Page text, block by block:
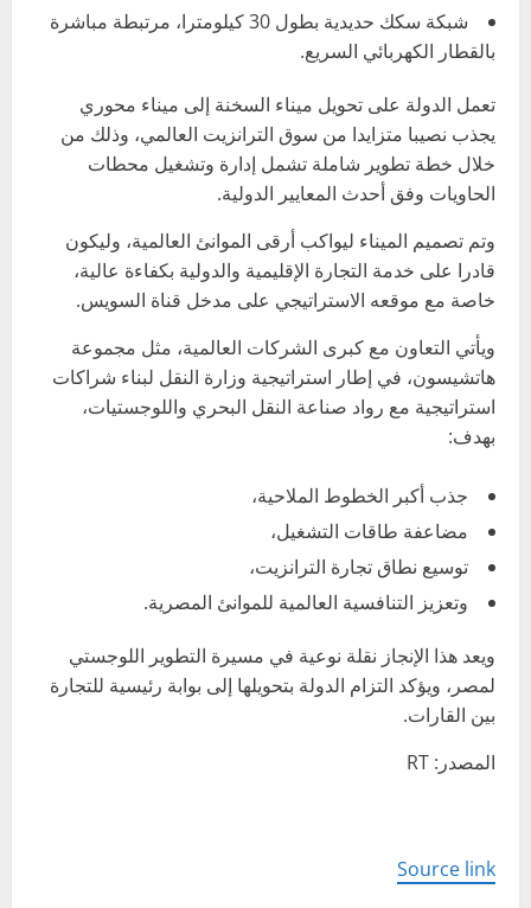
شبكة سكك حديدية بطول 30 كيلومترا، مرتبطة مباشرة
بالقطار الكهربائي السريع.
تعمل الدولة على تحويل ميناء السخنة إلى ميناء محوري
يجذب نصيبا متزايدا من سوق الترانزيت العالمي، وذلك من
خلال خطة تطوير شاملة تشمل إدارة وتشغيل محطات
الحاويات وفق أحدث المعايير الدولية.
وتم تصميم الميناء ليواكب أرقى الموانئ العالمية، وليكون
قادرا على خدمة التجارة الإقليمية والدولية بكفاءة عالية،
خاصة مع موقعه الاستراتيجي على مدخل قناة السويس.
ويأتي التعاون مع كبرى الشركات العالمية، مثل مجموعة
هاتشيسون، في إطار استراتيجية وزارة النقل لبناء شراكات
استراتيجية مع رواد صناعة النقل البحري واللوجستيات،
بهدف:
جذب أكبر الخطوط الملاحية،
مضاعفة طاقات التشغيل،
توسيع نطاق تجارة الترانزيت،
وتعزيز التنافسية العالمية للموانئ المصرية.
ويعد هذا الإنجاز نقلة نوعية في مسيرة التطوير اللوجستي
لمصر، ويؤكد التزام الدولة بتحويلها إلى بوابة رئيسية للتجارة
بين القارات.
المصدر: RT
Source link